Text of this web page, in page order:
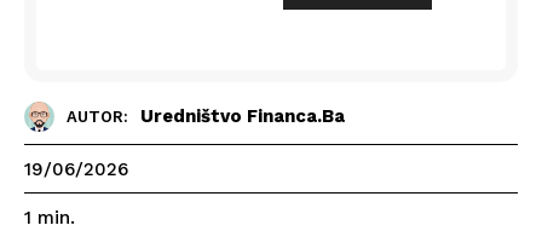
AUTOR: Uredništvo Financa.ba
19/06/2026
1 min.